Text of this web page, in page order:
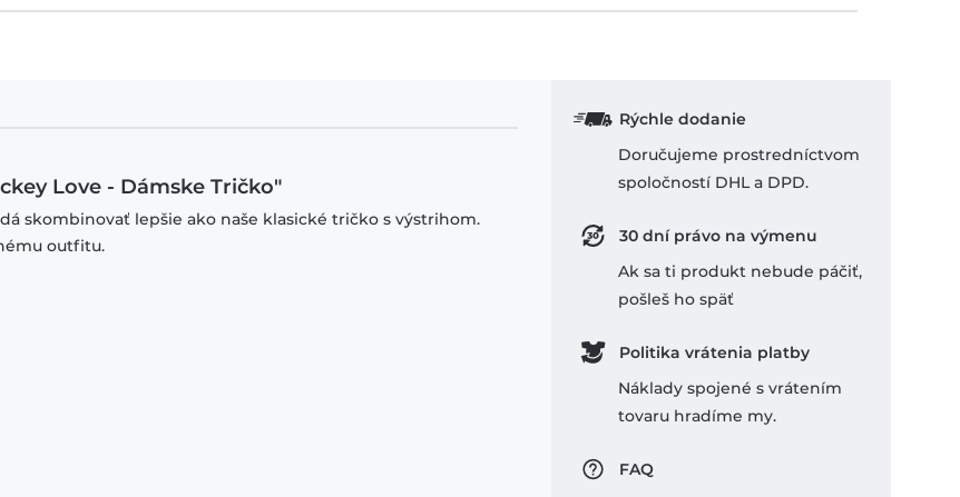
Love - Dámske Tričko"
skombinovať lepšie ako naše klasické tričko s výstrihom.
outfitu.
Rýchle dodanie
Doručujeme prostredníctvom
spoločností DHL a DPD.
30 dní právo na výmenu
Ak sa ti produkt nebude páčiť,
pošleš ho späť
Politika vrátenia platby
Náklady spojené s vrátením
tovaru hradíme my.
FAQ